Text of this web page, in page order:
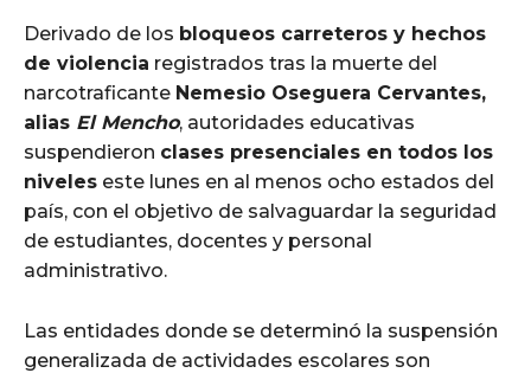
Derivado de los bloqueos carreteros y hechos
de violencia registrados tras la muerte del
narcotraficante Nemesio Oseguera Cervantes,
alias El Mencho, autoridades educativas
suspendieron clases presenciales en todos los
niveles este lunes en al menos ocho estados del
país, con el objetivo de salvaguardar la seguridad
de estudiantes, docentes y personal
administrativo.
Las entidades donde se determinó la suspensión
generalizada de actividades escolares son